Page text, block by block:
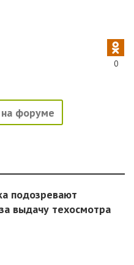
0
форуме
подозревают
выдачу техосмотра